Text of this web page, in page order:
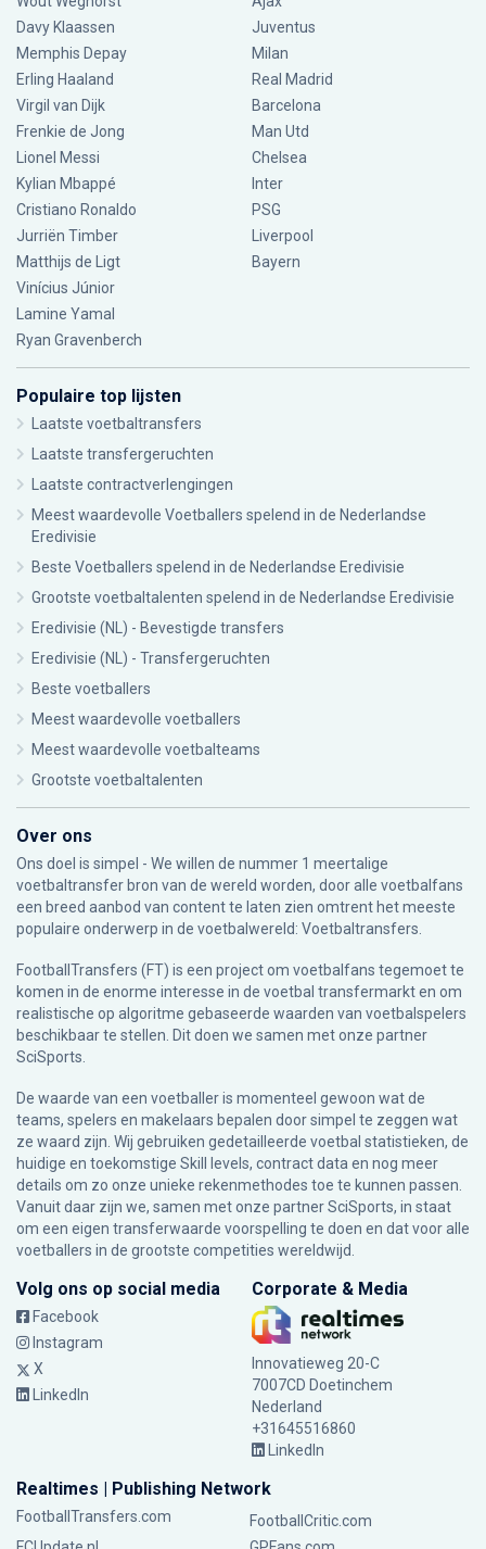
Davy Klaassen
Memphis Depay
Erling Haaland
Virgil van Dijk
Frenkie de Jong
Lionel Messi
Kylian Mbappé
Cristiano Ronaldo
Jurriën Timber
Matthijs de Ligt
Vinícius Júnior
Lamine Yamal
Ryan Gravenberch
Juventus
Milan
Real Madrid
Barcelona
Man Utd
Chelsea
Inter
PSG
Liverpool
Bayern
Populaire top lijsten
Laatste voetbaltransfers
Laatste transfergeruchten
Laatste contractverlengingen
Meest waardevolle Voetballers spelend in de Nederlandse
Eredivisie
Beste Voetballers spelend in de Nederlandse Eredivisie
Grootste voetbaltalenten spelend in de Nederlandse Eredivisie
Eredivisie (NL) - Bevestigde transfers
Eredivisie (NL) - Transfergeruchten
Beste voetballers
Meest waardevolle voetballers
Meest waardevolle voetbalteams
Grootste voetbaltalenten
Over ons
Ons doel is simpel - We willen de nummer 1 meertalige
voetbaltransfer bron van de wereld worden, door alle voetbalfans
een breed aanbod van content te laten zien omtrent het meeste
populaire onderwerp in de voetbalwereld: Voetbaltransfers.
FootballTransfers (FT) is een project om voetbalfans tegemoet te
komen in de enorme interesse in de voetbal transfermarkt en om
realistische op algoritme gebaseerde waarden van voetbalspelers
beschikbaar te stellen. Dit doen we samen met onze partner
SciSports
De waarde van een voetballer is momenteel gewoon wat de
teams, spelers en makelaars bepalen door simpel te zeggen wat
ze waard zijn. Wij gebruiken gedetailleerde voetbal statistieken, de
huidige en toekomstige Skill levels, contract data en nog meer
details om zo onze unieke rekenmethodes toe te kunnen passen.
Vanuit daar zijn we, samen met onze partner SciSports, in staat
om een eigen transferwaarde voorspelling te doen en dat voor alle
voetballers in de grootste competities wereldwijd.
Volg ons op social media
Facebook
Instagram
X
LinkedIn
Corporate & Media
Innovatieweg 20-C
7007CD Doetinchem
Nederland
+31645516860
LinkedIn
Realtimes | Publishing Network
FootballTransfers.com
FootballCritic.com